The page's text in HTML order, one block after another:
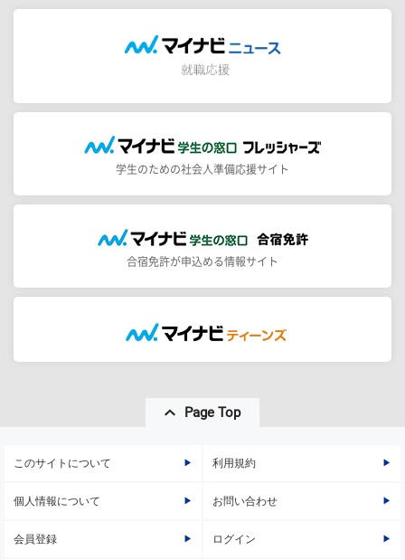
学生のための社会人準備応援サイト
合宿免許が申込める情報サイト
Page Top
このサイトについて 利用規約
個人情報について お問い合わせ
会員登録 ログイン